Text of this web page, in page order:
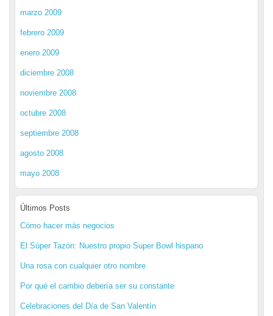
marzo 2009
febrero 2009
enero 2009
diciembre 2008
noviembre 2008
octubre 2008
septiembre 2008
agosto 2008
mayo 2008
Últimos Posts
Cómo hacer más negocios
El Súper Tazón: Nuestro propio Super Bowl hispano
Una rosa con cualquier otro nombre
Por qué el cambio debería ser su constante
Celebraciones del Día de San Valentín